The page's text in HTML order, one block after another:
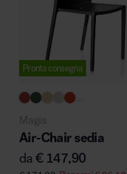
Pronta consegna
...
Magis
Air-Chair sedia
da€ 147,90